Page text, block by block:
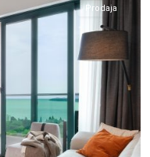
Prodaja